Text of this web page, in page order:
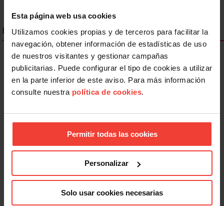
Esta página web usa cookies
Utilizamos cookies propias y de terceros para facilitar la
navegación, obtener información de estadísticas de uso
de nuestros visitantes y gestionar campañas
publicitarias. Puede configurar el tipo de cookies a utilizar
en la parte inferior de este aviso. Para más información
consulte nuestra política de cookies.
Permitir todas las cookies
Personalizar
Solo usar cookies necesarias
ENLACES DESTACADOS